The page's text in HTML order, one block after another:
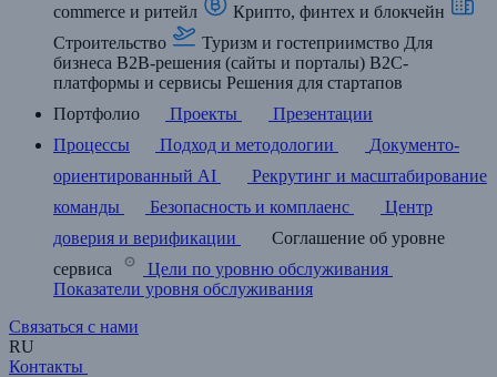
commerce и ритейл
Крипто, финтех и блокчейн
Строительство
Туризм и гостеприимство Для
бизнеса B2B-решения (сайты и порталы) B2C-
платформы и сервисы Решения для стартапов
Портфолио
Проекты
Презентации
Процессы
Подход и методологии
Документо-
ориентированный AI
Рекрутинг и масштабирование
команды
Безопасность и комплаенс
Центр
доверия и верификации
Соглашение об уровне
сервиса
Цели по уровню обслуживания
Показатели уровня обслуживания
Связаться с нами
RU
Контакты